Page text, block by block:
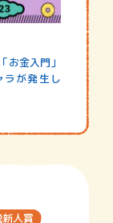
お金入門」
が発生し
人賞